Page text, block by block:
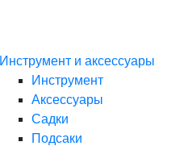
Инструмент и аксессуары
Инструмент
Аксессуары
Садки
Подсаки